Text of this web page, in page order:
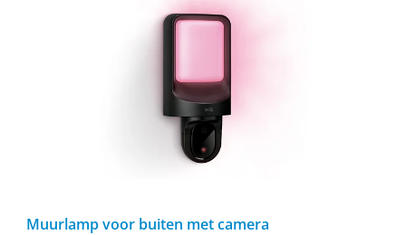
Muurlamp voor buiten met camera